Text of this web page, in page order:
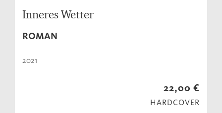
Inneres Wetter
ROMAN
2021
22,00 €
HARDCOVER